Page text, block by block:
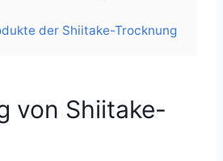
der Shiitake-Trocknung
von Shiitake-